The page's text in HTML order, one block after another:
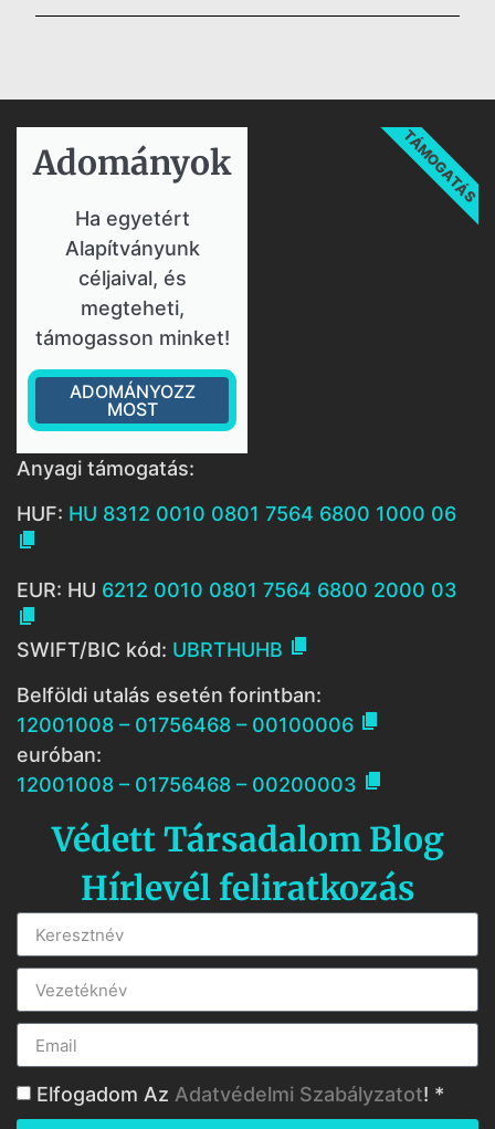
Adományok​
Ha egyetért
Alapítványunk
céljaival, és
megteheti,
támogasson minket!
ADOMÁNYOZZ
MOST
TÁMOGATÁS
Anyagi támogatás:
HUF: HU 8312 0010 0801 7564 6800 1000 06

EUR: HU 6212 0010 0801 7564 6800 2000 03

SWIFT/BIC kód: UBRTHUHB 
Belföldi utalás esetén forintban:
12001008 – 01756468 – 00100006 
euróban:
12001008 – 01756468 – 00200003 
Védett Társadalom Blog
Hírlevél feliratkozás
Elfogadom Az Adatvédelmi Szabályzatot! *